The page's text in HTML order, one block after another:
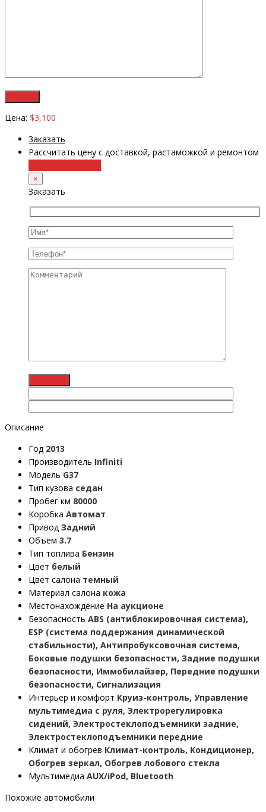
Цена: $3,100
Заказать
Рассчитать цену с доставкой, растаможкой и ремонтом
×
Заказать
Описание
Год 2013
Производитель Infiniti
Модель G37
Тип кузова седан
Пробег км 80000
Коробка Автомат
Привод Задний
Объем 3.7
Тип топлива Бензин
Цвет белый
Цвет салона темный
Материал салона кожа
Местонахождение На аукционе
Безопасность ABS (антиблокировочная система),
ESP (система поддержания динамической
стабильности), Антипробуксовочная система,
Боковые подушки безопасности, Задние подушки
безопасности, Иммобилайзер, Передние подушки
безопасности, Сигнализация
Интерьер и комфорт Круиз-контроль, Управление
мультимедиа с руля, Электрорегулировка
сидений, Электростеклоподъемники задние,
Электростеклоподъемники передние
Климат и обогрев Климат-контроль, Кондиционер,
Обогрев зеркал, Обогрев лобового стекла
Мультимедиа AUX/iPod, Bluetooth
Похожие автомобили